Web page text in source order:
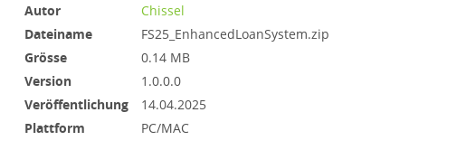
Autor
Chissel
Dateiname
FS25_EnhancedLoanSystem.zip
Grösse
0.14 MB
Version
1.0.0.0
Veröffentlichung
14.04.2025
Plattform
PC/MAC